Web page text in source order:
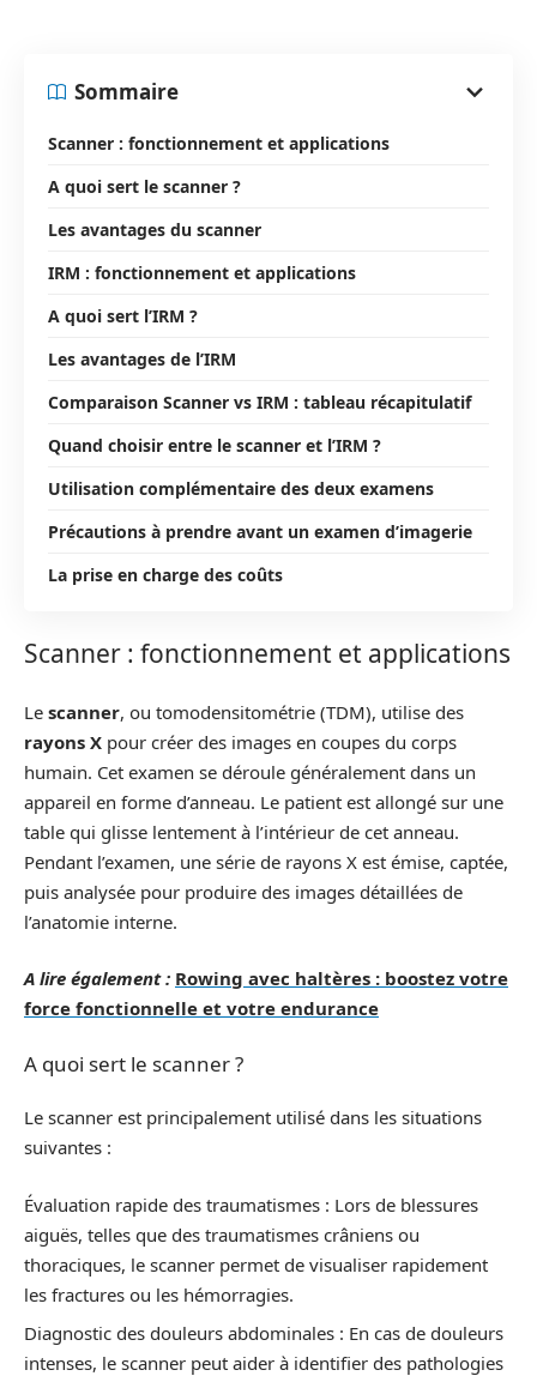
Sommaire
Scanner : fonctionnement et applications
A quoi sert le scanner ?
Les avantages du scanner
IRM : fonctionnement et applications
A quoi sert l’IRM ?
Les avantages de l’IRM
Comparaison Scanner vs IRM : tableau récapitulatif
Quand choisir entre le scanner et l’IRM ?
Utilisation complémentaire des deux examens
Précautions à prendre avant un examen d’imagerie
La prise en charge des coûts
Scanner : fonctionnement et applications
Le scanner, ou tomodensitométrie (TDM), utilise des
rayons X pour créer des images en coupes du corps
humain. Cet examen se déroule généralement dans un
appareil en forme d’anneau. Le patient est allongé sur une
table qui glisse lentement à l’intérieur de cet anneau.
Pendant l’examen, une série de rayons X est émise, captée,
puis analysée pour produire des images détaillées de
l’anatomie interne.
A lire également : Rowing avec haltères : boostez votre
force fonctionnelle et votre endurance
A quoi sert le scanner ?
Le scanner est principalement utilisé dans les situations
suivantes :
Évaluation rapide des traumatismes : Lors de blessures
aiguës, telles que des traumatismes crâniens ou
thoraciques, le scanner permet de visualiser rapidement
les fractures ou les hémorragies.
Diagnostic des douleurs abdominales : En cas de douleurs
intenses, le scanner peut aider à identifier des pathologies